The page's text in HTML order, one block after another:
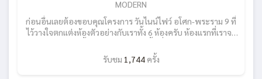
MODERN
ก่อนอื่นเลยต้องขอบคุณโครงการ วันไนน์ไฟว์ อโศก-พระราม 9 ที่
ไว้วางใจตกเเต่งห้องตัวอย่างกับเราทั้ง 6 ห้องครับ ห้องเเรกที่เราจะ
มี 2 ห้องนอน 2 ห้องน้ำ เเละ 1 ห้องนั่งเล่น ซึ่งบอกเลยว่าเเอดชอบ
โครงการนี้มากๆ เพราะเขาเเบ่งพื้นที่การใช้สอยภายในห้องได้อย่าง
รับชม 1,744ครั้ง